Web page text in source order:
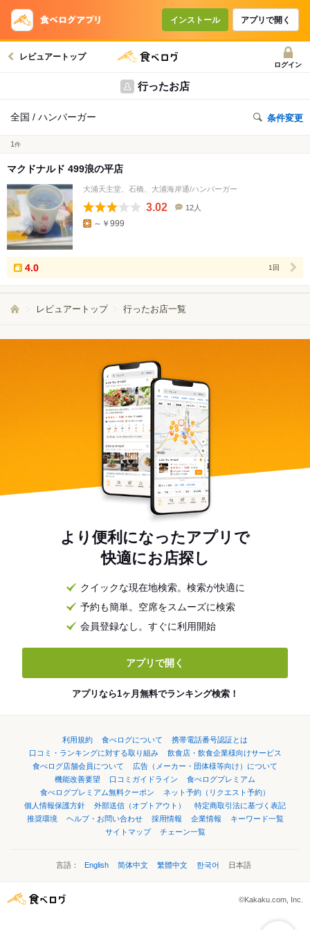
インストール アプリで開く
レビュアートップ
ログイン
行ったお店
全国 / ハンバーガー 条件変更
1 件
マクドナルド 499浪の平店
大浦天主堂、石橋、大浦海岸通/ハンバーガー
3.02
数
12人
～￥999
4.0 1回
レビュアートップ 行ったお店一覧
より便利になったアプリで
快適にお店探し
クイックな現在地検索。検索が快適に
予約も簡単。空席をスムーズに検索
会員登録なし。すぐに利用開始
アプリで開く
アプリなら1ヶ月無料でランキング検索！
利用規約 食べログについて
携帯電話番号認証とは
口コミ・ランキングに対する取り組み
飲食店・飲食企業様向けサービス
食べログ店舗会員について
広告（メーカー・団体様等向け）について
機能改善要望
口コミガイドライン
食べログプレミアム
食べログプレミアム無料クーポン
ネット予約（リクエスト予約）
個人情報保護方針
外部送信（オプトアウト）
特定商取引法に基づく表記
推奨環境
ヘルプ・お問い合わせ 採用情報 企業情報
キーワード一覧
サイトマップ
チェーン一覧
言語： English 简体中文 繁體中文 한국어 日本語
©Kakaku.com, Inc.